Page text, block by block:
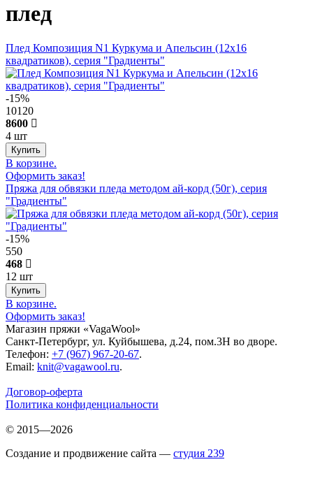
плед
Плед Композиция N1 Куркума и Апельсин (12х16
квадратиков), серия "Градиенты"
-15%
10120
8600
4 шт
В корзине.
Оформить заказ!
Пряжа для обвязки пледа методом ай-корд (50г), серия
"Градиенты"
-15%
550
468
12 шт
В корзине.
Оформить заказ!
Магазин пряжи «VagaWool»
Санкт-Петербург, ул. Куйбышева, д.24, пом.3Н во дворе.
Телефон: +7 (967) 967-20-67.
Email: knit@vagawool.ru.
Договор-оферта
Политика конфиденциальности
© 2015—2026
Создание и продвижение сайта — студия 239